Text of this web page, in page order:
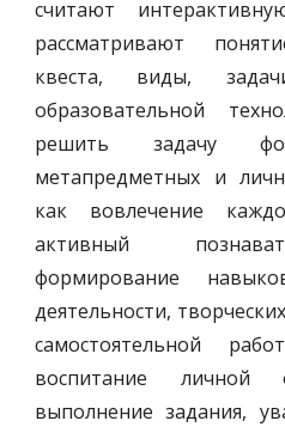
считают
рассматривают
квеста, виды,
образовательной
решить задачу
метапредметных и
как вовлечение
активный
формирование
деятельности,
самостоятельной
воспитание личной
выполнение задания,